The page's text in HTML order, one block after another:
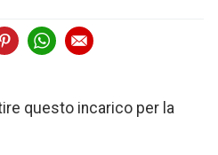
questo incarico per la